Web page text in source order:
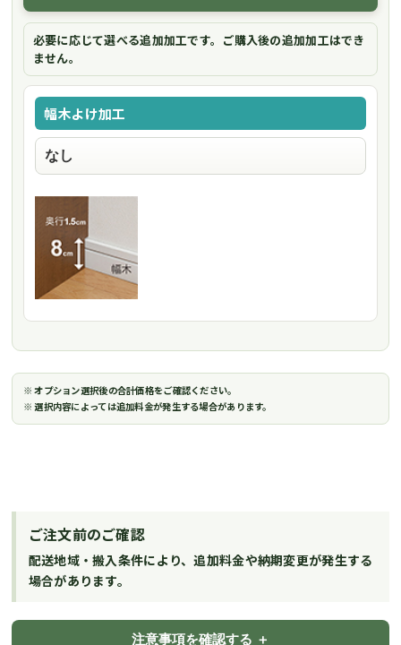
必要に応じて選べる追加加工です。ご購入後の追加加工はでき
ません。
幅木よけ加工
※ オプション選択後の合計価格をご確認ください。
※ 選択内容によっては追加料金が発生する場合があります。
ご注文前のご確認
配送地域・搬入条件により、追加料金や納期変更が発生する
場合があります。
注意事項を確認する